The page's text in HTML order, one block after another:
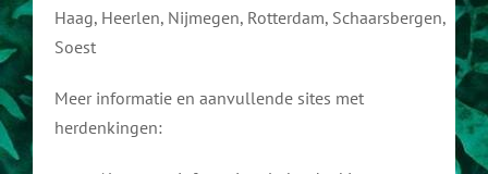
Haag, Heerlen, Nijmegen, Rotterdam, Schaarsbergen,
Soest
Meer informatie en aanvullende sites met
herdenkingen: